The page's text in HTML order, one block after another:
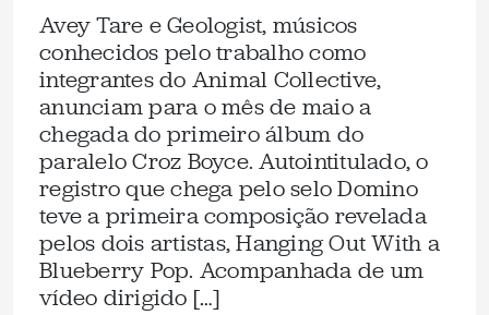
Avey Tare e Geologist, músicos
conhecidos pelo trabalho como
integrantes do Animal Collective,
anunciam para o mês de maio a
chegada do primeiro álbum do
paralelo Croz Boyce. Autointitulado, o
registro que chega pelo selo Domino
teve a primeira composição revelada
pelos dois artistas, Hanging Out With a
Blueberry Pop. Acompanhada de um
vídeo dirigido […]